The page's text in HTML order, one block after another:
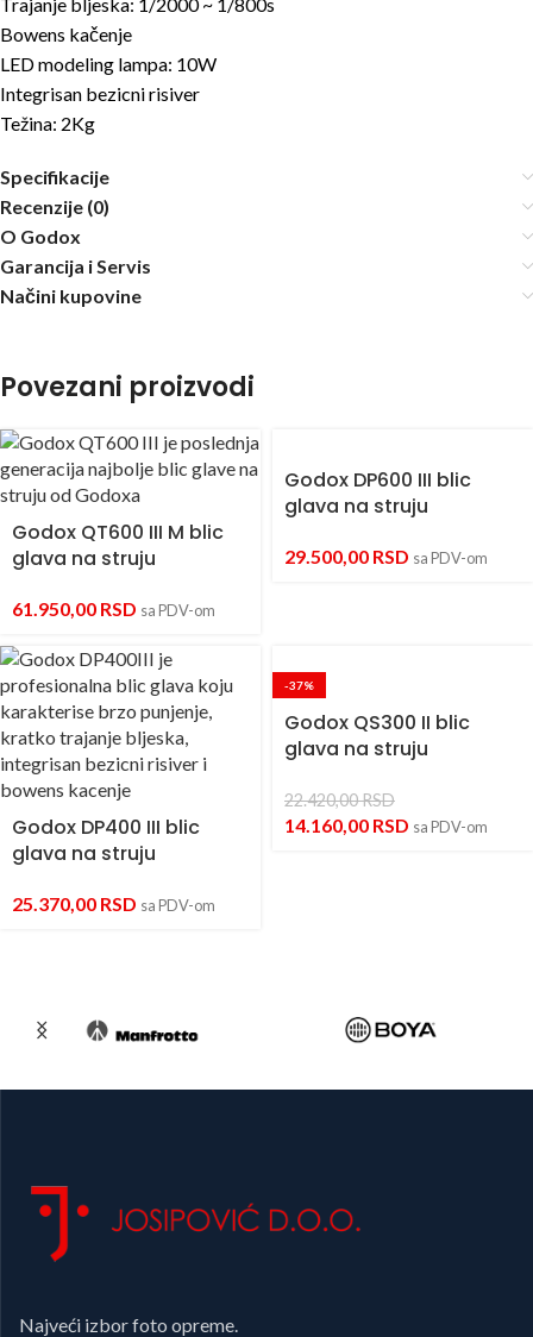
Trajanje bljeska: 1/2000 ~ 1/800s
Bowens kačenje
LED modeling lampa: 10W
Integrisan bezicni risiver
Težina: 2Kg
Specifikacije
Recenzije (0)
O Godox
Garancija i Servis
Načini kupovine
Povezani proizvodi
Godox QT600 III M blic
glava na struju
61.950,00 RSD sa PDV-om
Godox DP600 III blic
glava na struju
29.500,00 RSD sa PDV-om
Godox DP400 III blic
glava na struju
25.370,00 RSD sa PDV-om
-37%
Godox QS300 II blic
glava na struju
22.420,00RSD
14.160,00 RSD sa PDV-om
Najveći izbor foto opreme.